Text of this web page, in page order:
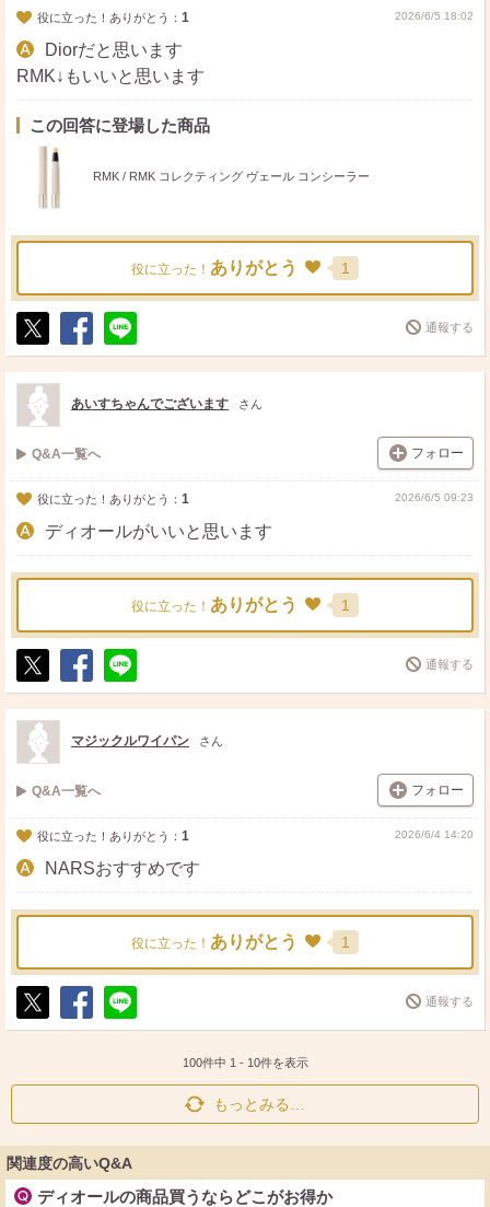
役に立った！ありがとう： 1 2026/6/5 18:02
Diorだと思います
RMK↓もいいと思います
この回答に登場した商品
RMK / RMK コレクティング ヴェール コンシーラー
役に立った！ ありがとう 1
ポ
ス
ト
シ
ェ
送
る
通報する
あいすちゃんでございます さん
Q&A一覧へ フォロー
役に立った！ありがとう： 1 2026/6/5 09:23
ディオールがいいと思います
役に立った！ ありがとう 1
ポ
ス
ト
シ
ェ
送
る
通報する
マジックルワイパン さん
Q&A一覧へ フォロー
役に立った！ありがとう： 1 2026/6/4 14:20
NARSおすすめです
役に立った！ ありがとう 1
ポ
シ
送
通報する
100件中 1 - 10件を表示
もっとみる…
関連度の高いQ&A
ディオールの商品買うならどこがお得か